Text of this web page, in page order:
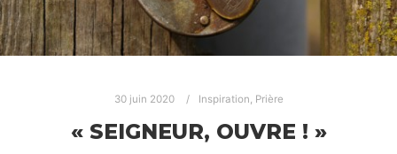
30 juin 2020 Inspiration, Prière
« SEIGNEUR, OUVRE ! »